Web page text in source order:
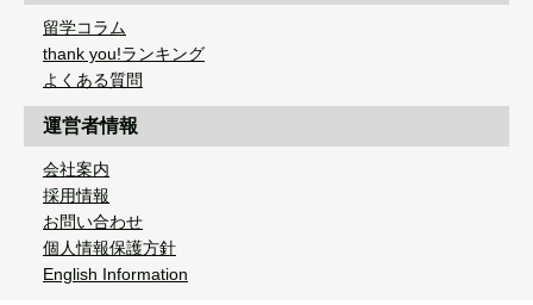
留学コラム
thank you!ランキング
よくある質問
運営者情報
会社案内
採用情報
お問い合わせ
個人情報保護方針
English Information